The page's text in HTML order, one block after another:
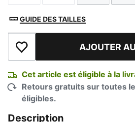
GUIDE DES TAILLES
Ajouter à la liste de souhaits
AJOUTER
Cet article est éligible à la
Retours gratuits sur toutes
éligibles.
Description